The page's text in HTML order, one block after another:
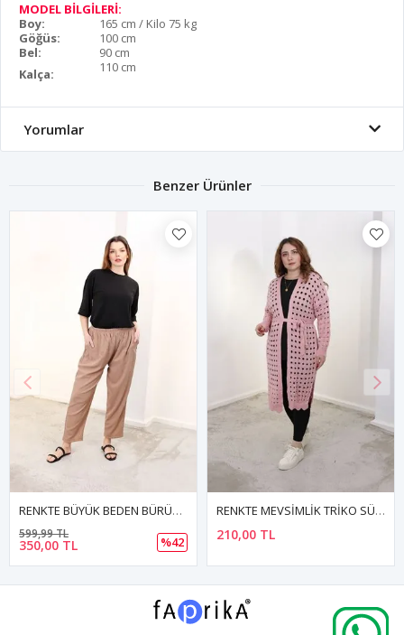
MODEL BİLGİLERİ:
Boy:
165 cm / Kilo 75 kg
Göğüs:
100 cm
Bel:
90 cm
Kalça:
110 cm
Yorumlar
Benzer Ürünler
RENKTE BÜYÜK BEDEN BÜRÜMCÜK ŞALVAR PANTOLON
350,00 TL
599,99 TL
%42
RENKTE MEVSİMLİK TRİKO SÜTLÜ PUDRA HIRKA
210,00 TL